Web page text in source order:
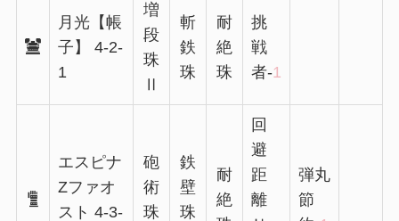
月光【帳
子】 4-2-
1
増
段
珠
Ⅱ
斬
鉄
珠
耐
絶
珠
挑
戦
者-1
エスピナ
Zファオ
スト 4-3-
砲
術
珠
鉄
壁
珠
耐
絶
回
避
距
離
弾丸
節